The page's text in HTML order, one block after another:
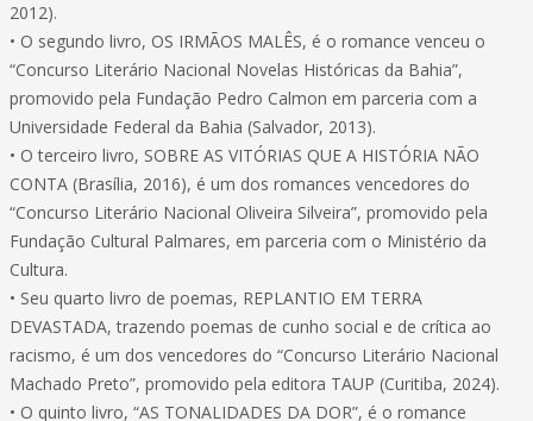
2012).
• O segundo livro, OS IRMÃOS MALÊS, é o romance venceu o
“Concurso Literário Nacional Novelas Históricas da Bahia”,
promovido pela Fundação Pedro Calmon em parceria com a
Universidade Federal da Bahia (Salvador, 2013).
• O terceiro livro, SOBRE AS VITÓRIAS QUE A HISTÓRIA NÃO
CONTA (Brasília, 2016), é um dos romances vencedores do
“Concurso Literário Nacional Oliveira Silveira”, promovido pela
Fundação Cultural Palmares, em parceria com o Ministério da
Cultura.
• Seu quarto livro de poemas, REPLANTIO EM TERRA
DEVASTADA, trazendo poemas de cunho social e de crítica ao
racismo, é um dos vencedores do “Concurso Literário Nacional
Machado Preto”, promovido pela editora TAUP (Curitiba, 2024).
• O quinto livro, “AS TONALIDADES DA DOR”, é o romance